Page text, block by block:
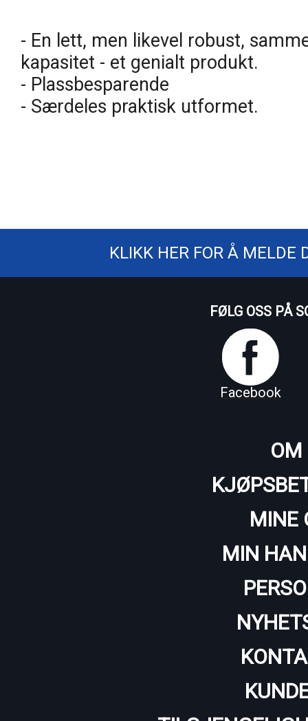
- En lett, men likevel robust,
kapasitet - et genialt produkt.
- Plassbesparende
- Særdeles praktisk utformet.
KLIKK HER FOR Å MELDE
FØLG OSS PÅ
Facebook
OM
MINE
MIN